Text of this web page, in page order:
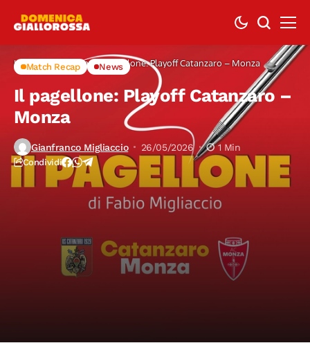
Home Match Recap Il pagellone: Playoff Catanzaro – Monza
Match Recap News
Il pagellone: Playoff Catanzaro –
Monza
Gianfranco Migliaccio 26/05/2026 1 Min
Condividi